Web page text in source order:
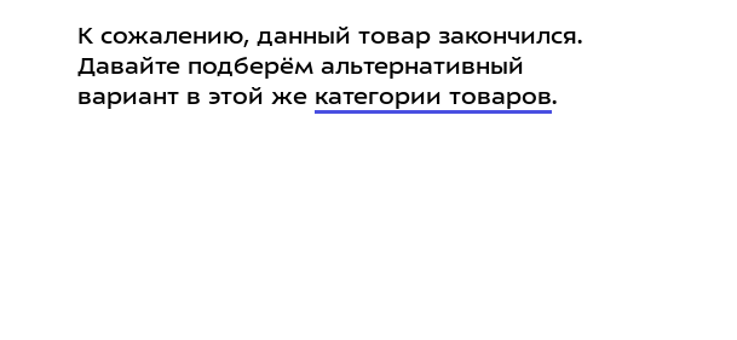
К сожалению, данный товар закончился.
Давайте подберём альтернативный
вариант в этой же категории товаров.